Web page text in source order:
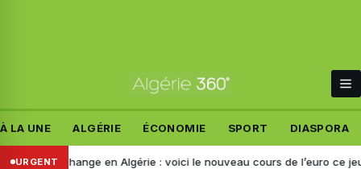
À LA UNE ALGÉRIE ÉCONOMIE SPORT DIASPORA
URGENT
de change en Algérie : voici le nouveau cours de l’euro ce jeudi 6